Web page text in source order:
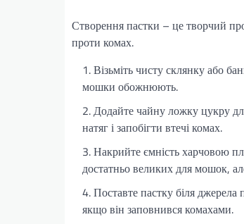
Створення пастки – це творчий
проти комах.
Візьміть чисту склянку або
мошки обожнюють.
Додайте чайну ложку цукру
натяг і запобігти втечі комах.
Накрийте ємність харчовою
достатньо великих для мошок,
Поставте пастку біля джерела
якщо він заповнився комахами.